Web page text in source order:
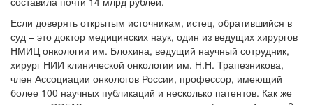
Если доверять открытым источникам, истец, обратившийся в
суд – это доктор медицинских наук, один из ведущих хирургов
НМИЦ онкологии им. Блохина, ведущий научный сотрудник,
хирург НИИ клинической онкологии им. Н.Н. Трапезникова,
член Ассоциации онкологов России, профессор, имеющий
более 100 научных публикаций и несколько патентов. Как же
«дочка» СОГАЗ умудрилась задолжать профессору Азизяну?